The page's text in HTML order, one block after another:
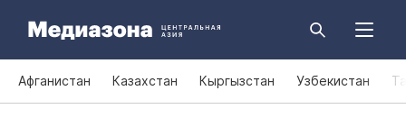
Афганистан Казахстан Кыргызстан Узбекистан